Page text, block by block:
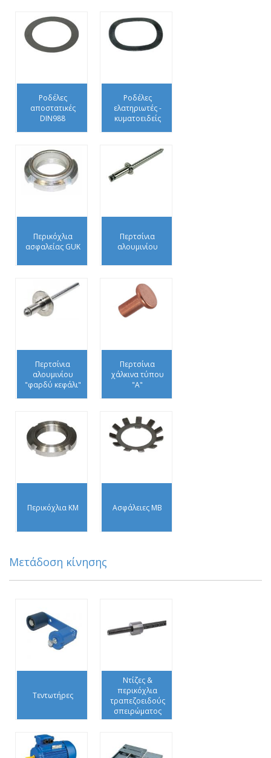
Ροδέλες
αποστατικές
DIN988
Ροδέλες
ελατηριωτές -
κυματοειδείς
Περικόχλια
ασφαλείας GUK
Περτσίνια
αλουμινίου
Περτσίνια
αλουμινίου
"φαρδύ κεφάλι"
Περτσίνια
χάλκινα τύπου
"Α"
Περικόχλια KM Ασφάλειες MB
Μετάδοση κίνησης
Τεντωτήρες
Ντίζες &
περικόχλια
τραπεζοειδούς
σπειρώματος